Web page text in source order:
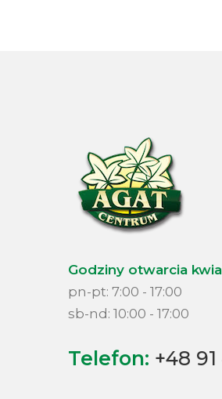
Godziny otwarcia
pn-pt: 7:00 - 17:00
sb-nd: 10:00 - 17:00
Telefon: +48